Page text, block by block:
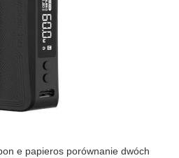
e papieros porównanie dwóch